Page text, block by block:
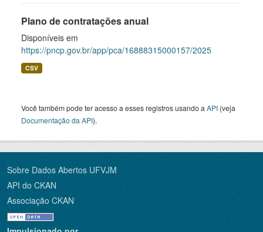
Plano de contratações anual
Disponíveis em
https://pncp.gov.br/app/pca/16888315000157/2025
CSV
Você também pode ter acesso a esses registros usando a API (veja
Documentação da API).
Sobre Dados Abertos UFVJM
API do CKAN
Associação CKAN